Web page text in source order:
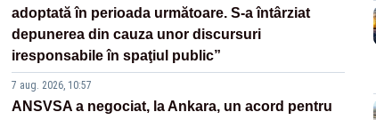
adoptată în perioada următoare. S-a întârziat
depunerea din cauza unor discursuri
iresponsabile în spaţiul public”
7 aug. 2026, 10:57
ANSVSA a negociat, la Ankara, un acord pentru